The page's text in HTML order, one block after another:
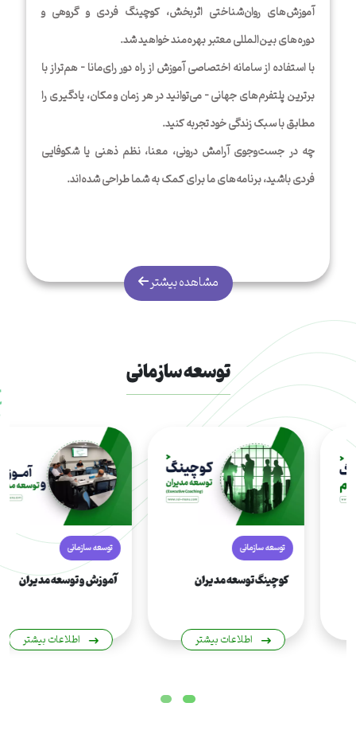
آموزش‌های روان‌شناختی اثربخش، کوچینگ فردی و گروهی و
دوره‌های بین‌المللی معتبر بهره‌مند خواهید شد.
با استفاده از سامانه اختصاصی آموزش از راه دور رای‌مانا – هم‌تراز با
برترین پلتفرم‌های جهانی – می‌توانید در هر زمان و مکان، یادگیری را
مطابق با سبک زندگی خود تجربه کنید.
چه در جست‌وجوی آرامش درونی، معنا، نظم ذهنی یا شکوفایی
فردی باشید، برنامه‌های ما برای کمک به شما طراحی شده‌اند.
مشاهده بیشتر
توسعه سازمانی
توسعه سازمانی
کوچینگ تیم
اطلاعات بیشتر
توسعه سازمانی
کوچینگ توسعه مدیران
اطلاعات بیشتر